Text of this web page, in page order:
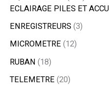
ECLAIRAGE PILES ET
ENREGISTREURS 3
MICROMETRE 12
RUBAN 18
TELEMETRE 20